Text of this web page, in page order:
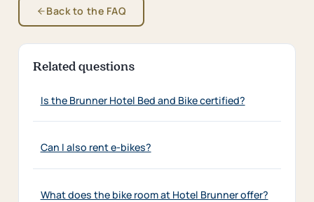
Back to the FAQ
Related questions
Is the Brunner Hotel Bed and Bike certified?
Can I also rent e-bikes?
What does the bike room at Hotel Brunner offer?